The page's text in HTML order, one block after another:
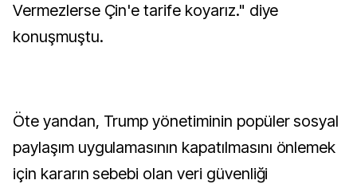
Vermezlerse Çin'e tarife koyarız." diye
konuşmuştu.
Öte yandan, Trump yönetiminin popüler sosyal
paylaşım uygulamasının kapatılmasını önlemek
için kararın sebebi olan veri güvenliği